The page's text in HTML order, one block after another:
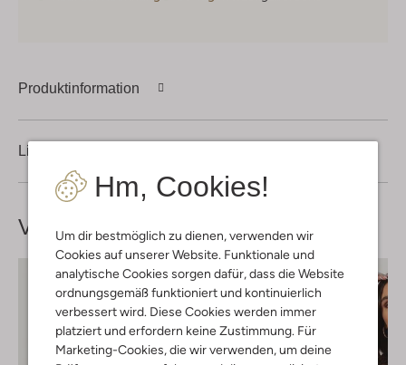
Hm, Cookies!
Um dir bestmöglich zu dienen, verwenden wir
Cookies auf unserer Website. Funktionale und
analytische Cookies sorgen dafür, dass die Website
ordnungsgemäß funktioniert und kontinuierlich
verbessert wird. Diese Cookies werden immer
platziert und erfordern keine Zustimmung. Für
Marketing-Cookies, die wir verwenden, um deine
Produktinformation
Lieferung & Rückgabe
Vervollständige deinen Look